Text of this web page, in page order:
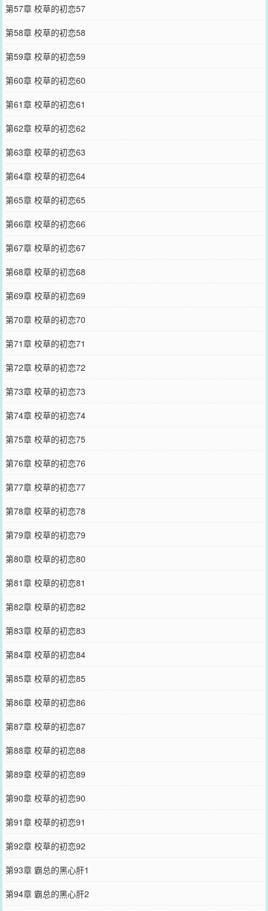
第57章 校草的初恋57
第58章 校草的初恋58
第59章 校草的初恋59
第60章 校草的初恋60
第61章 校草的初恋61
第62章 校草的初恋62
第63章 校草的初恋63
第64章 校草的初恋64
第65章 校草的初恋65
第66章 校草的初恋66
第67章 校草的初恋67
第68章 校草的初恋68
第69章 校草的初恋69
第70章 校草的初恋70
第71章 校草的初恋71
第72章 校草的初恋72
第73章 校草的初恋73
第74章 校草的初恋74
第75章 校草的初恋75
第76章 校草的初恋76
第77章 校草的初恋77
第78章 校草的初恋78
第79章 校草的初恋79
第80章 校草的初恋80
第81章 校草的初恋81
第82章 校草的初恋82
第83章 校草的初恋83
第84章 校草的初恋84
第85章 校草的初恋85
第86章 校草的初恋86
第87章 校草的初恋87
第88章 校草的初恋88
第89章 校草的初恋89
第90章 校草的初恋90
第91章 校草的初恋91
第92章 校草的初恋92
第93章 霸总的黑心肝1
第94章 霸总的黑心肝2